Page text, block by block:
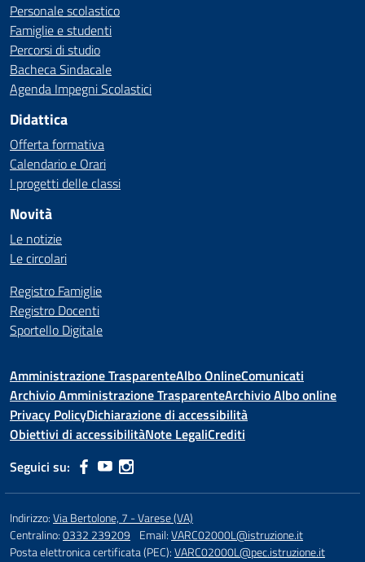
Personale scolastico
Famiglie e studenti
Percorsi di studio
Bacheca Sindacale
Agenda Impegni Scolastici
Didattica
Offerta formativa
Calendario e Orari
I progetti delle classi
Novità
Le notizie
Le circolari
Registro Famiglie
Registro Docenti
Sportello Digitale
Amministrazione TrasparenteAlbo OnlineComunicati
Archivio Amministrazione TrasparenteArchivio Albo online
Privacy PolicyDichiarazione di accessibilità
Obiettivi di accessibilitàNote LegaliCrediti
Seguici su:
Indirizzo:Via Bertolone, 7 - Varese (VA)
Centralino:0332 239209 Email:VARC02000L@istruzione.it
Posta elettronica certificata (PEC):VARC02000L@pec.istruzione.it